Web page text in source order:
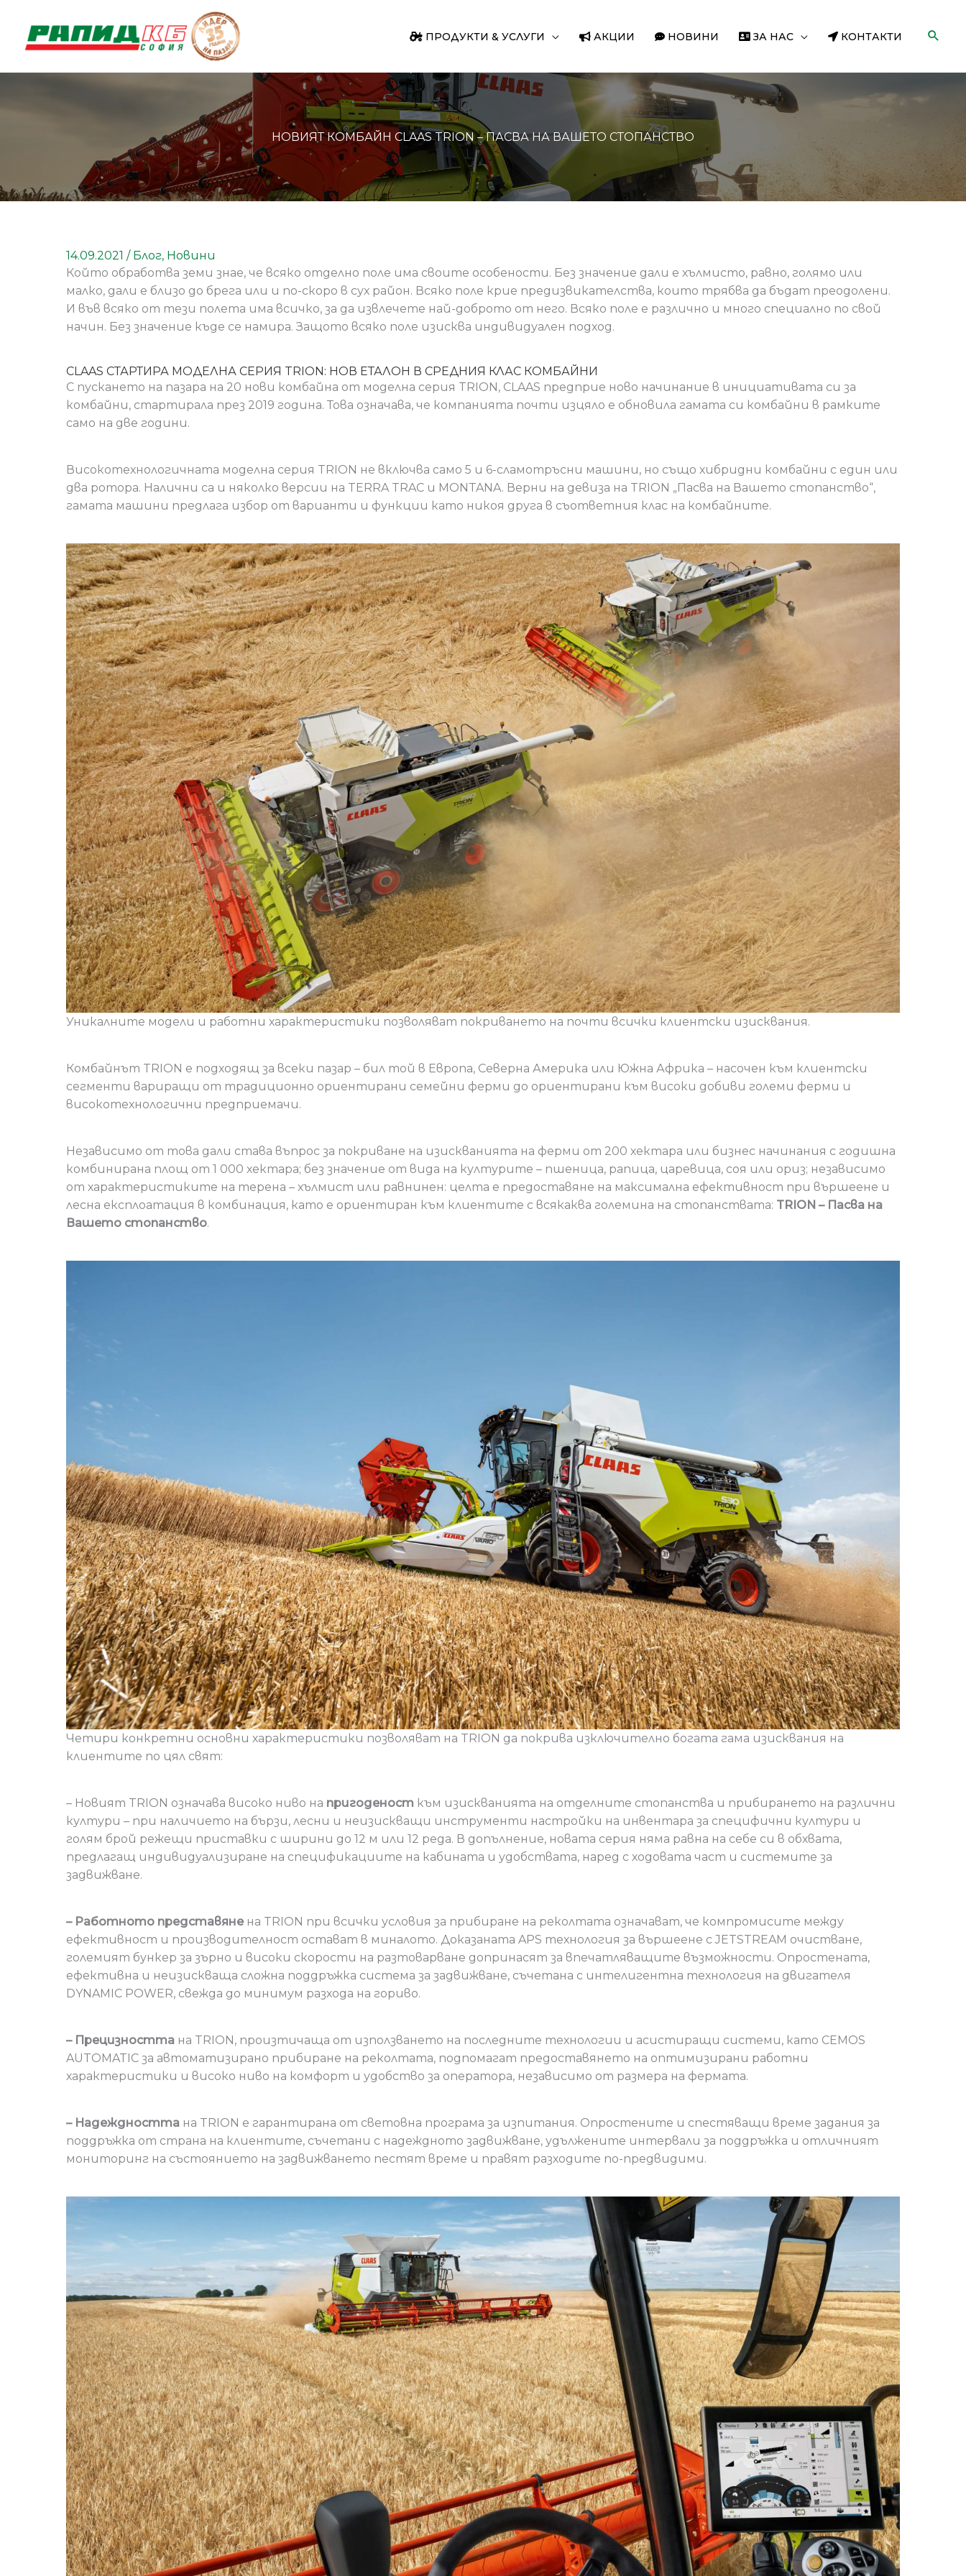
content
ПРОДУКТИ & УСЛУГИ АКЦИИ НОВИНИ ЗА НАС КОНТАКТИ
НОВИЯТ КОМБАЙН CLAAS TRION – ПАСВА НА ВАШЕТО СТОПАНСТВО
14.09.2021 / Блог, Новини
Който обработва земи знае, че всяко отделно поле има своите особености. Без значение дали е хълмисто, равно, голямо или
малко, дали е близо до брега или и по-скоро в сух район. Всяко поле крие предизвикателства, които трябва да бъдат преодолени.
И във всяко от тези полета има всичко, за да извлечете най-доброто от него. Всяко поле е различно и много специално по свой
начин. Без значение къде се намира. Защото всяко поле изисква индивидуален подход.
CLAAS СТАРТИРА МОДЕЛНА СЕРИЯ TRION: НОВ ЕТАЛОН В СРЕДНИЯ КЛАС КОМБАЙНИ
С пускането на пазара на 20 нови комбайна от моделна серия TRION, CLAAS предприе ново начинание в инициативата си за
комбайни, стартирала през 2019 година. Това означава, че компанията почти изцяло е обновила гамата си комбайни в рамките
само на две години.
Високотехнологичната моделна серия TRION не включва само 5 и 6-сламотръсни машини, но също хибридни комбайни с един или
два ротора. Налични са и няколко версии на TERRA TRAC и MONTANA. Верни на девиза на TRION „Пасва на Вашето стопанство“,
гамата машини предлага избор от варианти и функции като никоя друга в съответния клас на комбайните.
Уникалните модели и работни характеристики позволяват покриването на почти всички клиентски изисквания.
Комбайнът TRION е подходящ за всеки пазар – бил той в Европа, Северна Америка или Южна Африка – насочен към клиентски
сегменти вариращи от традиционно ориентирани семейни ферми до ориентирани към високи добиви големи ферми и
високотехнологични предприемачи.
Независимо от това дали става въпрос за покриване на изискванията на ферми от 200 хектара или бизнес начинания с годишна
комбинирана площ от 1 000 хектара; без значение от вида на културите – пшеница, рапица, царевица, соя или ориз; независимо
от характеристиките на терена – хълмист или равнинен: целта е предоставяне на максимална ефективност при вършеене и
лесна експлоатация в комбинация, като е ориентиран към клиентите с всякаква големина на стопанствата: TRION – Пасва на
Вашето стопанство.
Четири конкретни основни характеристики позволяват на TRION да покрива изключително богата гама изисквания на
клиентите по цял свят:
– Новият TRION означава високо ниво на пригоденост към изискванията на отделните стопанства и прибирането на различни
култури – при наличието на бързи, лесни и неизискващи инструменти настройки на инвентара за специфични култури и
голям брой режещи приставки с ширини до 12 м или 12 реда. В допълнение, новата серия няма равна на себе си в обхвата,
предлагащ индивидуализиране на спецификациите на кабината и удобствата, наред с ходовата част и системите за
задвижване.
– Работното представяне на TRION при всички условия за прибиране на реколтата означават, че компромисите между
ефективност и производителност остават в миналото. Доказаната APS технология за вършеене с JETSTREAM очистване,
големият бункер за зърно и високи скорости на разтоварване допринасят за впечатляващите възможности. Опростената,
ефективна и неизискваща сложна поддръжка система за задвижване, съчетана с интелигентна технология на двигателя
DYNAMIC POWER, свежда до минимум разхода на гориво.
– Прецизността на TRION, произтичаща от използването на последните технологии и асистиращи системи, като CEMOS
AUTOMATIC за автоматизирано прибиране на реколтата, подпомагат предоставянето на оптимизирани работни
характеристики и високо ниво на комфорт и удобство за оператора, независимо от размера на фермата.
– Надеждността на TRION е гарантирана от световна програма за изпитания. Опростените и спестяващи време задания за
поддръжка от страна на клиентите, съчетани с надеждното задвижване, удължените интервали за поддръжка и отличният
мониторинг на състоянието на задвижването пестят време и правят разходите по-предвидими.